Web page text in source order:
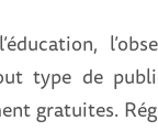
type de
gratuites.